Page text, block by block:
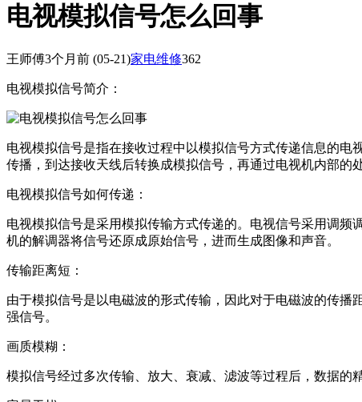
电视模拟信号怎么回事
王师傅3个月前 (05-21)家电维修362
电视模拟信号简介：
电视模拟信号是指在接收过程中以模拟信号方式传递信息的
传播，到达接收天线后转换成模拟信号，再通过电视机内部的
电视模拟信号如何传递：
电视模拟信号是采用模拟传输方式传递的。电视信号采用调
机的解调器将信号还原成原始信号，进而生成图像和声音。
传输距离短：
由于模拟信号是以电磁波的形式传输，因此对于电磁波的传
强信号。
画质模糊：
模拟信号经过多次传输、放大、衰减、滤波等过程后，数据的